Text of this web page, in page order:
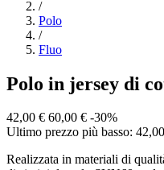
/
Polo
/
Fluo
Polo in jersey di
42,00 € 60,00 € -30%
Ultimo prezzo più basso:
Realizzata in materiali di